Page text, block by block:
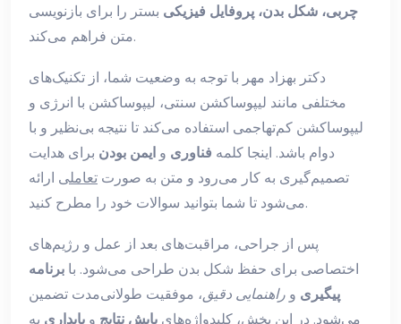
چربی، شکل بدن، پروفایل فیزیکی بستر را برای بازنویسی
متن فراهم می‌کند.
دکتر بهزاد مهر با توجه به وضعیت شما، از تکنیک‌های
مختلفی مانند لیپوساکشن سنتی، لیپوساکشن با انرژی و
لیپوساکشن کم‌تهاجمی استفاده می‌کند تا نتیجه بی‌نظیر و با
دوام باشد. اینجا کلمه فناوری و ایمن بودن برای هدایت
تصمیم‌گیری به کار می‌رود و متن به صورت تعاملی ارائه
می‌شود تا شما بتوانید سوالات خود را مطرح کنید.
پس از جراحی، مراقبت‌های بعد از عمل و رژیم‌های
اختصاصی برای حفظ شکل بدن طراحی می‌شود. با برنامه
پیگیری و راهنمایی دقیق، موفقیت طولانی‌مدت تضمین
می‌شود. در این بخش، کلیدواژه‌های پایش نتایج و پایداری به